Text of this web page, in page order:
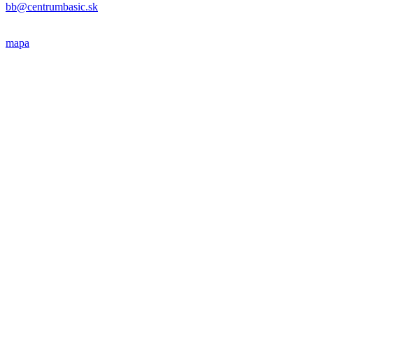
bb@centrumbasic.sk
mapa